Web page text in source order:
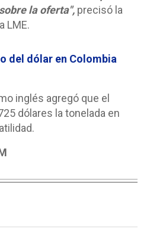
la oferta", precisó la
LME.
del dólar en Colombia
inglés agregó que el
dólares la tonelada en